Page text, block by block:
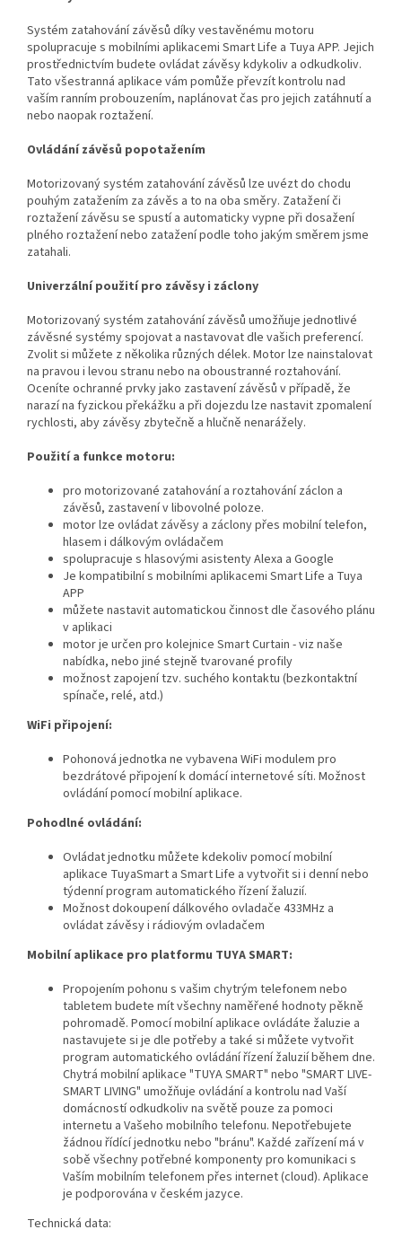
Systém zatahování závěsů díky vestavěnému motoru
spolupracuje s mobilními aplikacemi Smart Life a Tuya APP. Jejich
prostřednictvím budete ovládat závěsy kdykoliv a odkudkoliv.
Tato všestranná aplikace vám pomůže převzít kontrolu nad
vaším ranním probouzením, naplánovat čas pro jejich zatáhnutí a
nebo naopak roztažení.
Ovládání závěsů popotažením
Motorizovaný systém zatahování závěsů lze uvézt do chodu
pouhým zatažením za závěs a to na oba směry. Zatažení či
roztažení závěsu se spustí a automaticky vypne při dosažení
plného roztažení nebo zatažení podle toho jakým směrem jsme
zatahali.
Univerzální použití pro závěsy i záclony
Motorizovaný systém zatahování závěsů umožňuje jednotlivé
závěsné systémy spojovat a nastavovat dle vašich preferencí.
Zvolit si můžete z několika různých délek. Motor lze nainstalovat
na pravou i levou stranu nebo na oboustranné roztahování.
Oceníte ochranné prvky jako zastavení závěsů v případě, že
narazí na fyzickou překážku a při dojezdu lze nastavit zpomalení
rychlosti, aby závěsy zbytečně a hlučně nenarážely.
Použití a funkce motoru:
pro motorizované zatahování a roztahování záclon a
závěsů, zastavení v libovolné poloze.
motor lze ovládat závěsy a záclony přes mobilní telefon,
hlasem i dálkovým ovládačem
spolupracuje s hlasovými asistenty Alexa a Google
Je kompatibilní s mobilními aplikacemi Smart Life a Tuya
APP
můžete nastavit automatickou činnost dle časového plánu
v aplikaci
motor je určen pro kolejnice Smart Curtain - viz naše
nabídka, nebo jiné stejně tvarované profily
možnost zapojení tzv. suchého kontaktu (bezkontaktní
spínače, relé, atd.)
WiFi připojení:
Pohonová jednotka ne vybavena WiFi modulem pro
bezdrátové připojení k domácí internetové síti. Možnost
ovládání pomocí mobilní aplikace.
Pohodlné ovládání:
Ovládat jednotku můžete kdekoliv pomocí mobilní
aplikace TuyaSmart a Smart Life a vytvořit si i denní nebo
týdenní program automatického řízení žaluzií.
Možnost dokoupení dálkového ovladače 433MHz a
ovládat závěsy i rádiovým ovladačem
Mobilní aplikace pro platformu TUYA SMART:
Propojením pohonu s vašim chytrým telefonem nebo
tabletem budete mít všechny naměřené hodnoty pěkně
pohromadě. Pomocí mobilní aplikace ovládáte žaluzie a
nastavujete si je dle potřeby a také si můžete vytvořit
program automatického ovládání řízení žaluzií během dne.
Chytrá mobilní aplikace "TUYA SMART" nebo "SMART LIVE-
SMART LIVING" umožňuje ovládání a kontrolu nad Vaší
domácností odkudkoliv na světě pouze za pomoci
internetu a Vašeho mobilního telefonu. Nepotřebujete
žádnou řídící jednotku nebo "bránu". Každé zařízení má v
sobě všechny potřebné komponenty pro komunikaci s
Vaším mobilním telefonem přes internet (cloud). Aplikace
je podporována v českém jazyce.
Technická data: